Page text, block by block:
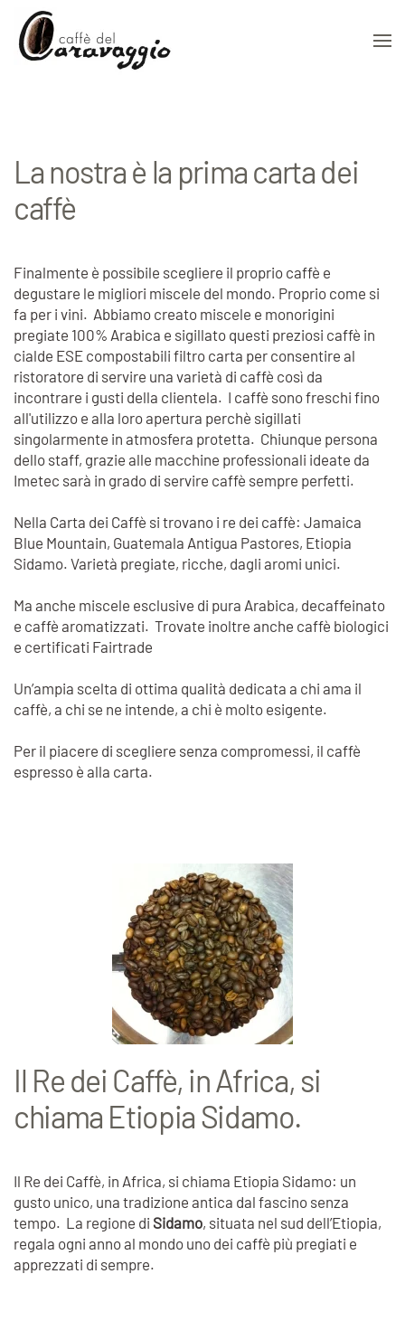
Skip to main content
La nostra è la prima carta dei
caffè
Finalmente è possibile scegliere il proprio caffè e
degustare le migliori miscele del mondo. Proprio come si
fa per i vini. Abbiamo creato miscele e monorigini
pregiate 100% Arabica e sigillato questi preziosi caffè in
cialde ESE compostabili filtro carta per consentire al
ristoratore di servire una varietà di caffè così da
incontrare i gusti della clientela. I caffè sono freschi fino
all'utilizzo e alla loro apertura perchè sigillati
singolarmente in atmosfera protetta. Chiunque persona
dello staff, grazie alle macchine professionali ideate da
Imetec sarà in grado di servire caffè sempre perfetti.
Nella Carta dei Caffè si trovano i re dei caffè: Jamaica
Blue Mountain, Guatemala Antigua Pastores, Etiopia
Sidamo. Varietà pregiate, ricche, dagli aromi unici.
Ma anche miscele esclusive di pura Arabica, decaffeinato
e caffè aromatizzati. Trovate inoltre anche caffè biologici
e certificati Fairtrade
Un’ampia scelta di ottima qualità dedicata a chi ama il
caffè, a chi se ne intende, a chi è molto esigente.
Per il piacere di scegliere senza compromessi, il caffè
espresso è alla carta.
Il Re dei Caffè, in Africa, si
chiama Etiopia Sidamo.
Il Re dei Caffè, in Africa, si chiama Etiopia Sidamo: un
gusto unico, una tradizione antica dal fascino senza
tempo. La regione di Sidamo, situata nel sud dell’Etiopia,
regala ogni anno al mondo uno dei caffè più pregiati e
apprezzati di sempre.